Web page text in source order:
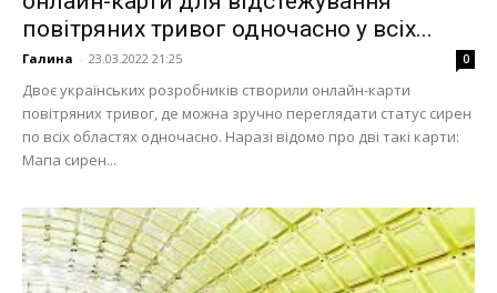
повітряних тривог одночасно у всіх...
Галина - 23.03.2022 21:25 0
Двоє українських розробників створили онлайн-карти
повітряних тривог, де можна зручно переглядати статус сирен
по всіх областях одночасно. Наразі відомо про дві такі карти:
Мапа сирен...